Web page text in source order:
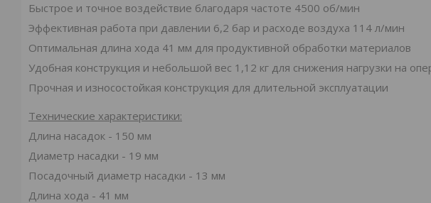
Быстрое и точное воздействие благодаря частоте 4500 об/мин
Эффективная работа при давлении 6,2 бар и расходе воздуха 114 л/мин
Оптимальная длина хода 41 мм для продуктивной обработки материалов
Удобная конструкция и небольшой вес 1,12 кг для снижения нагрузки на
Прочная и износостойкая конструкция для длительной эксплуатации
Технические характеристики:
Длина насадок - 150 мм
Диаметр насадки - 19 мм
Посадочный диаметр насадки - 13 мм
Длина хода - 41 мм